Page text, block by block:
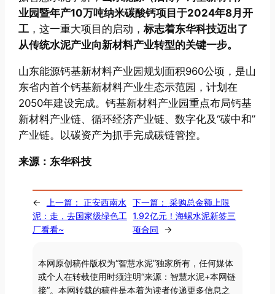
业园暨年产10万吨纳米碳酸钙项目于2024年8月开
工 ，这一重大项目的启动，标志着东华科技迈出了
从传统水泥产业向新材料产业转型的关键一步。
山东能源钙基新材料产业园规划面积960公顷，是山
东省内首个钙基新材料产业生态示范园，计划在
2050年建设完成。钙基新材料产业园重点布局钙基
新材料产业链、循环经济产业链、数字化及“碳中和”
产业链。以碳资产为抓手完成碳链管控。
来源：东华科技
← 上一篇： 正安西南水
泥：走，去国家级绿色工
厂看看~
下一篇：
采购总金额上限
1.92亿元！海螺水泥新签三
项合同
→
本网原创稿件版权为“智慧水泥”独家所有，任何媒体
或个人在转载使用时须注明“来源：智慧水泥+本网链
接”。本网转载的稿件是本着为读者传递更多信息之